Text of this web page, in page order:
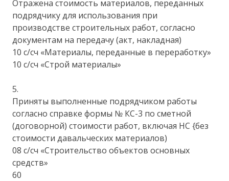
Отражена стоимость материалов, переданных
подрядчику для использования при
производстве строительных работ, согласно
документам на передачу (акт, накладная)
10 с/сч «Материалы, переданные в переработку»
10 с/сч «Строй материалы»
5.
Приняты выполненные подрядчиком работы
согласно справке формы № КС-3 по сметной
(договорной) стоимости работ, включая НС {без
стоимости давальческих материалов)
08 с/сч «Строительство объектов основных
средств»
60